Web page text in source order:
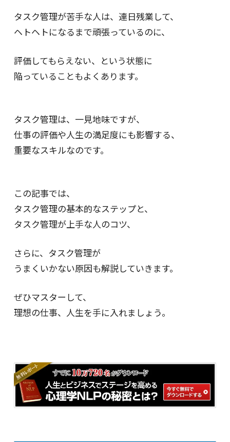
タスク管理が苦手な人は、連日残業して、
ヘトヘトになるまで頑張っているのに、
評価してもらえない、という状態に
陥っていることもよくあります。
タスク管理は、一見地味ですが、
仕事の評価や人生の満足度にも影響する、
重要なスキルなのです。
この記事では、
タスク管理の基本的なステップと、
タスク管理が上手な人のコツ、
さらに、タスク管理が
うまくいかない原因も解説していきます。
ぜひマスターして、
理想の仕事、人生を手に入れましょう。